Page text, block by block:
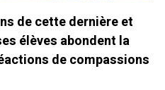
de cette dernière et
élèves abondent la
de compassions